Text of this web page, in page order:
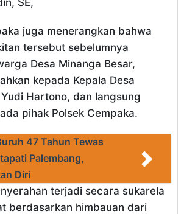
SE,
juga menerangkan bahwa
tersebut sebelumnya
Desa Minanga Besar,
kepada Kepala Desa
Hartono, dan langsung
pihak Polsek Cempaka.
47 Tahun Tewas
Palembang,
Diri
terjadi secara sukarela
berdasarkan himbauan dari